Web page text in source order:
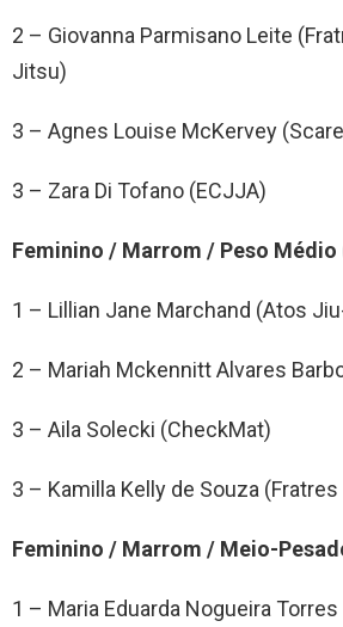
2 – Giovanna Parmisano Leite
Jitsu)
3 – Agnes Louise McKervey
3 – Zara Di Tofano (ECJJA)
Feminino / Marrom / Peso Médio
1 – Lillian Jane Marchand (Atos
2 – Mariah Mckennitt Alvares
3 – Aila Solecki (CheckMat)
3 – Kamilla Kelly de Souza
Feminino / Marrom / Meio-
1 – Maria Eduarda Nogueira